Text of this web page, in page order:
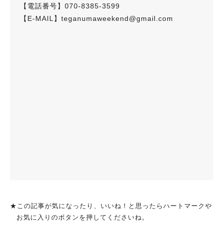
【電話番号】070-8385-3599
【E-MAIL】teganumaweekend@gmail.com
★この記事が気になったり、いいね！と思ったらハートマークや
お気に入りのボタンを押してくださいね。